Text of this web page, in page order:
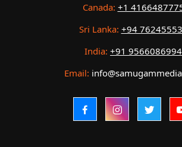
Canada: +1
Sri Lanka: +94
India: +91 9566086994
Email: